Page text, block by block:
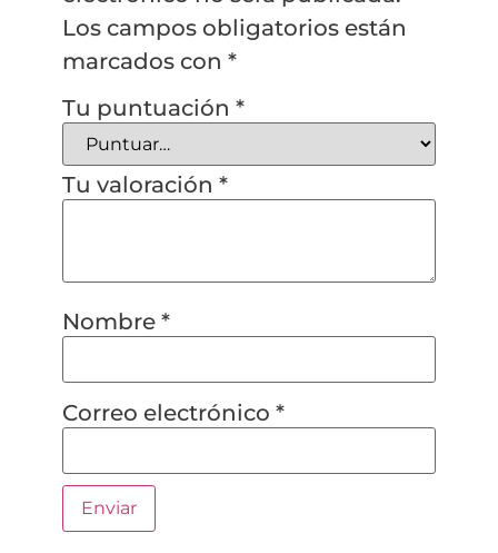
Los campos obligatorios están
marcados con *
Tu puntuación *
Tu valoración *
Nombre *
Correo electrónico *